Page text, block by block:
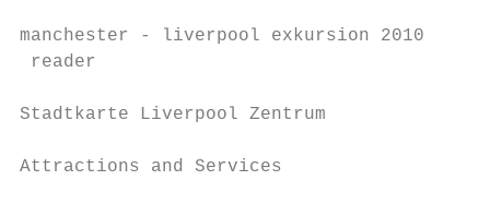
manchester - liverpool exkursion 2010
 reader

Stadtkarte Liverpool Zentrum

Attractions and Services
                                         Belfast Ferry
                                         Southport                                                                   A                                                                                                           B                                                                                     Everton FC
                                                                                                                                                                                                                                                                                                                       Liverpool FC                                     C                                                                                                                             D              NEW ISLINGTON
                                                                                                                                                                                                                                                                                                                                                                                                                                                                                                                       ISLINGTON

                                                                                                                                                                                                                                                 SHALL ST                                                                                                                                                                                                            GTO
                                                                                                                                                                                                                                                                                                                                                                                                                                                                         N
                                                                                                                                                                                                                                     GREAT CR OS
                                                                            KING EDWARD ST

                                                                                                                                                                                                                                                                                                                                                                                                                                                     ISLIN
                                                                                                   OL

01 Albert Dock                                                                                                                                                                                                                                                                                                                           HUNTER ST

                                                                                                                                                              PA
                                                                                              23
                                                                                                       DH

                                                                                                                                                                                                                      HA
                                                                                                                                                                 L   LM
                                                                                                        AL

02 Arena & Convention Centre                                                                                                                                                                                                                                                                                                 38 07                         36                                                  N

                                                                                                                                                                                                                                                                 TR
                                                                                                                                                                                                                        TT
                                                                                                24
                                                                                                                                                                                                                                                                                                                                                                                                           GTO

                                                                                                                                                                                                                                                                                                                                                                                                                                   NO
                                                                                                            LS

                                                                                                                                                                                                                                                                      UE
                                                                                                                                                                           AL

                                                                                                                                                                                                                                ON
                                                                                                                                                                                                                                                                                                                                                                                                      IN
                                                                                                                                                                                                                                                                                                                                                                                         ISL
                                                                                                                T

                                                                                                                                                                                                                                                                       MA
03 Beatles Story

                                                                                                                                                                                                   ST
                                                                                                            T

                                                                                                                                                                                L

                                                                                                                                                                                                                                                                                                                                                                                                                                        R TO
                                                                                                       KS
                                                                 BAT

                                                     Prince’s                                                                                                                                                                                                                                                                                                                                                                                                                                                                                     RD